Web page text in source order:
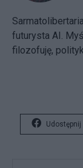
futurysta AI.
filozofuję,
Udostępnij